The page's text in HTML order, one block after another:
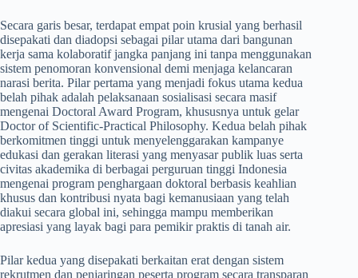
​Secara garis besar, terdapat empat poin krusial yang berhasil
disepakati dan diadopsi sebagai pilar utama dari bangunan
kerja sama kolaboratif jangka panjang ini tanpa menggunakan
sistem penomoran konvensional demi menjaga kelancaran
narasi berita. Pilar pertama yang menjadi fokus utama kedua
belah pihak adalah pelaksanaan sosialisasi secara masif
mengenai Doctoral Award Program, khususnya untuk gelar
Doctor of Scientific-Practical Philosophy. Kedua belah pihak
berkomitmen tinggi untuk menyelenggarakan kampanye
edukasi dan gerakan literasi yang menyasar publik luas serta
civitas akademika di berbagai perguruan tinggi Indonesia
mengenai program penghargaan doktoral berbasis keahlian
khusus dan kontribusi nyata bagi kemanusiaan yang telah
diakui secara global ini, sehingga mampu memberikan
apresiasi yang layak bagi para pemikir praktis di tanah air.
​Pilar kedua yang disepakati berkaitan erat dengan sistem
rekrutmen dan penjaringan peserta program secara transparan